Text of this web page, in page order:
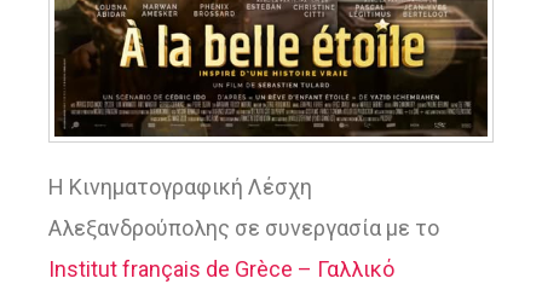
Η Κινηματογραφική Λέσχη
Αλεξανδρούπολης σε συνεργασία με το
Institut français de Grèce – Γαλλικό